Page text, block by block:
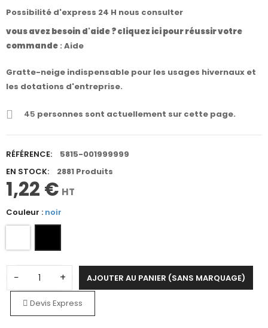
Possibilité d'express 24 H nous consulter
vous avez besoin d'aide ? cliquez ici pour réussir votre
commande : Aide
Gratte-neige indispensable pour les usages hivernaux et
les dotations d'entreprise.
45 personnes sont actuellement sur cette page.
RÉFÉRENCE:
5815-001999999
EN STOCK:
2881 Produits
1,22 € HT
Couleur : noir
− + AJOUTER AU PANIER (SANS MARQUAGE)
Devis Express